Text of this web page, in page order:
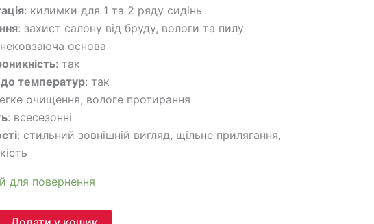
: килимки для 1 та 2 ряду сидінь
: захист салону від бруду, вологи та пилу
основа
: так
до температур: так
очищення, вологе протирання
: всесезонні
: стильний зовнішній вигляд, щільне прилягання,
для повернення